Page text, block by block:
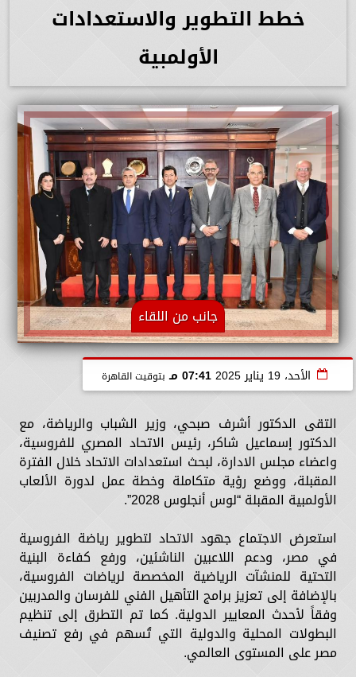
خطط التطوير والاستعدادات
الأولمبية
جانب من اللقاء
الأحد، 19 يناير 2025 07:41 مـ بتوقيت القاهرة
التقى الدكتور أشرف صبحي، وزير الشباب والرياضة، مع
الدكتور إسماعيل شاكر، رئيس الاتحاد المصري للفروسية،
واعضاء مجلس الادارة، لبحث استعدادات الاتحاد خلال الفترة
المقبلة، ووضع رؤية متكاملة وخطة عمل لدورة الألعاب
الأولمبية المقبلة “لوس أنجلوس 2028”.
استعرض الاجتماع جهود الاتحاد لتطوير رياضة الفروسية
في مصر، ودعم اللاعبين الناشئين، ورفع كفاءة البنية
التحتية للمنشآت الرياضية المخصصة لرياضات الفروسية،
بالإضافة إلى تعزيز برامج التأهيل الفني للفرسان والمدربين
وفقاً لأحدث المعايير الدولية. كما تم التطرق إلى تنظيم
البطولات المحلية والدولية التي تُسهم في رفع تصنيف
مصر على المستوى العالمي.